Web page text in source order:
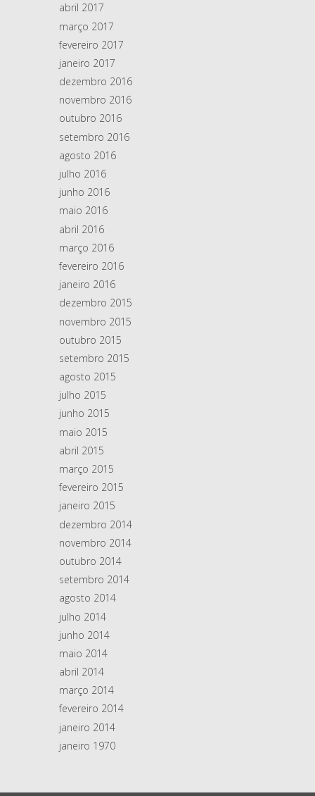
abril 2017
março 2017
fevereiro 2017
janeiro 2017
dezembro 2016
novembro 2016
outubro 2016
setembro 2016
agosto 2016
julho 2016
junho 2016
maio 2016
abril 2016
março 2016
fevereiro 2016
janeiro 2016
dezembro 2015
novembro 2015
outubro 2015
setembro 2015
agosto 2015
julho 2015
junho 2015
maio 2015
abril 2015
março 2015
fevereiro 2015
janeiro 2015
dezembro 2014
novembro 2014
outubro 2014
setembro 2014
agosto 2014
julho 2014
junho 2014
maio 2014
abril 2014
março 2014
fevereiro 2014
janeiro 2014
janeiro 1970